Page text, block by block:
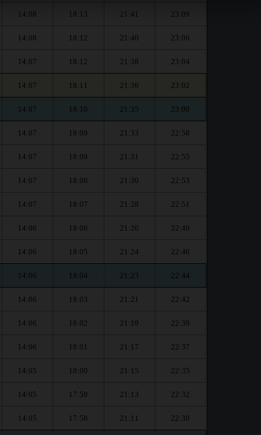
14:08 18:13 21:41 23:09
14:08 18:12 21:40 23:06
14:07 18:12 21:38 23:04
14:07 18:11 21:36 23:02
14:07 18:10 21:35 23:00
14:07 18:09 21:33 22:58
14:07 18:09 21:31 22:55
14:07 18:08 21:30 22:53
14:07 18:07 21:28 22:51
14:06 18:06 21:26 22:49
14:06 18:05 21:24 22:46
14:06 18:04 21:23 22:44
14:06 18:03 21:21 22:42
14:06 18:02 21:19 22:39
14:06 18:01 21:17 22:37
14:05 18:00 21:15 22:35
14:05 17:59 21:13 22:32
14:05 17:58 21:11 22:30